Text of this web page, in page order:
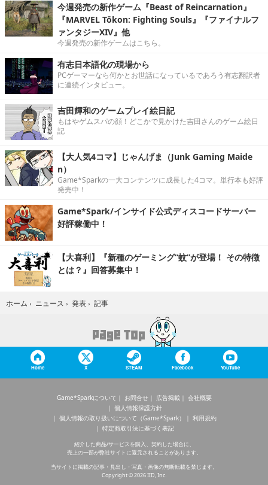
今週発売の新作ゲーム『Beast of Reincarnation』
『MARVEL Tōkon: Fighting Souls』『ファイナルフ
ァンタジーXIV』他
今週発売の新作ゲームはこちら。
有志日本語化の現場から
PCゲーマーなら何かとお世話になっているであろう有志翻訳者
に連続インタビュー。
吉田輝和のゲームプレイ絵日記
もはやゲムスパの顔！どこかで見かけた吉田さんのゲーム絵日
記
【大人気4コマ】じゃんげま（Junk Gaming Maide
n）
Game*Sparkの一大コンテンツに成長した4コマ。単行本も好評
発売中！
Game*Spark/インサイド公式ディスコードサーバー
好評稼働中！
【大喜利】『新種のゲーミング“蚊”が登場！ その特徴
とは？』回答募集中！
ホーム › ニュース › 発表 › 記事
Home X STEAM Facebook YouTube
Game*Sparkについて お問合せ 広告掲載
会社概要
個人情報保護方針
個人情報の取り扱いについて（Game*Spark）
利用規約
特定商取引法に基づく表記
紹介した商品/サービスを購入、契約した場合に、
売上の一部が弊社サイトに還元されることがあります。
当サイトに掲載の記事・見出し・写真・画像の無断転載を禁じます。
Copyright © 2026 IID, Inc.